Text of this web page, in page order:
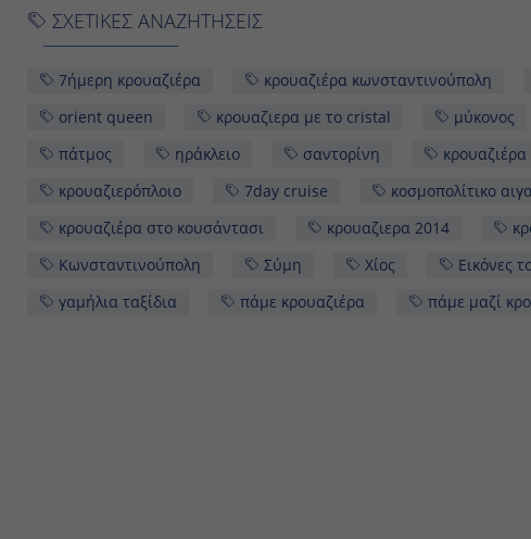
ΣΧΕΤΙΚΕΣ ΑΝΑΖΗΤΗΣΕΙΣ
7ήμερη κρουαζιέρα κρουαζιέρα κωνσταντινούπολη
orient queen κρουαζιερα με το cristal μύκονος
πάτμος ηράκλειο σαντορίνη κρουαζιέρα
κρουαζιερόπλοιο 7day cruise κοσμοπολίτικο αιγαίο
κρουαζιέρα στο κουσάντασι κρουαζιερα 2014
Κωνσταντινούπολη Σύμη Χίος Εικόνες του
γαμήλια ταξίδια πάμε κρουαζιέρα πάμε μαζί